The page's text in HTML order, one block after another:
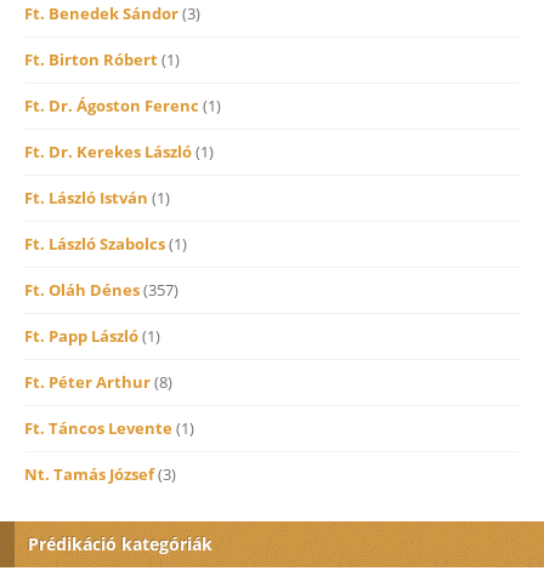
Ft. Benedek Sándor(3)
Ft. Birton Róbert(1)
Ft. Dr. Ágoston Ferenc (1)
Ft. Dr. Kerekes László(1)
Ft. László István (1)
Ft. László Szabolcs(1)
Ft. Oláh Dénes(357)
Ft. Papp László(1)
Ft. Péter Arthur(8)
Ft. Táncos Levente(1)
Nt. Tamás József(3)
Prédikáció kategóriák